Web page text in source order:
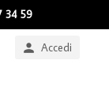
34 59
 Accedi